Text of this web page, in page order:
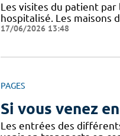
Les visites du patient
hospitalisé. Les maisons
17/06/2026 13:48
PAGES
Si vous venez
Les entrées des